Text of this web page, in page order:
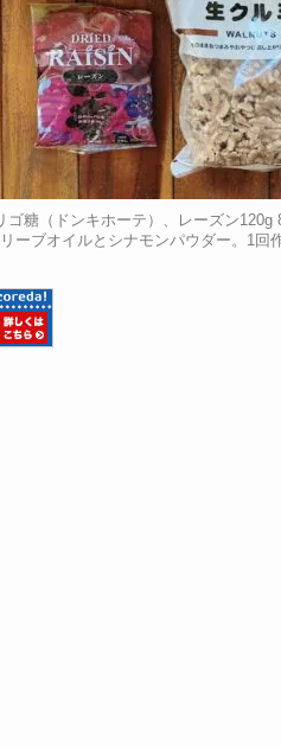
糖（ドンキホーテ）、レーズン
ーブオイルとシナモンパウダー。1回